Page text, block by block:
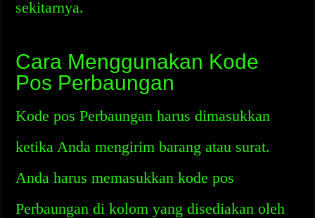
sekitarnya.
Cara Menggunakan Kode
Pos Perbaungan
Kode pos Perbaungan harus dimasukkan
ketika Anda mengirim barang atau surat.
Anda harus memasukkan kode pos
Perbaungan di kolom yang disediakan oleh